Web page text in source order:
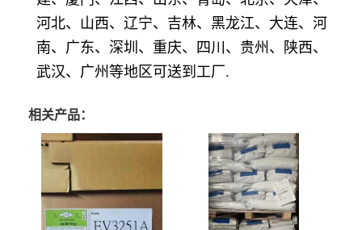
河北、山西、辽宁、吉林、黑龙江、大连、河
南、广东、深圳、重庆、四川、贵州、陕西、
武汉、广州等地区可送到工厂.
相关产品：